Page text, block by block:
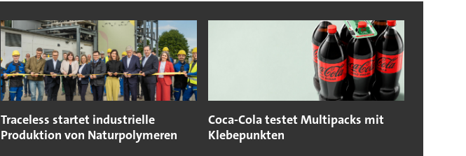
Traceless startet industrielle
Produktion von Naturpolymeren
Coca-Cola testet Multipacks mit
Klebepunkten